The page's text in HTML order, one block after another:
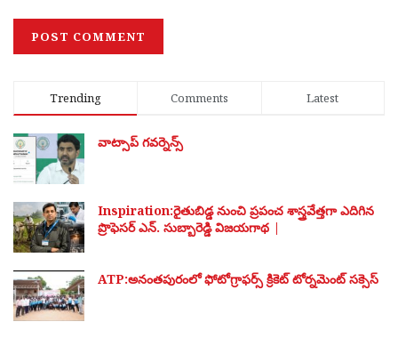
Trending Comments Latest
వాట్సాప్ గవర్నెన్స్
Inspiration:రైతుబిడ్డ నుంచి ప్రపంచ శాస్త్రవేత్తగా ఎదిగిన
ప్రొఫెసర్ ఎన్. సుబ్బారెడ్డి విజయగాథ |
ATP:అనంతపురంలో ఫోటోగ్రాఫర్స్ క్రికెట్ టోర్నమెంట్ సక్సెస్